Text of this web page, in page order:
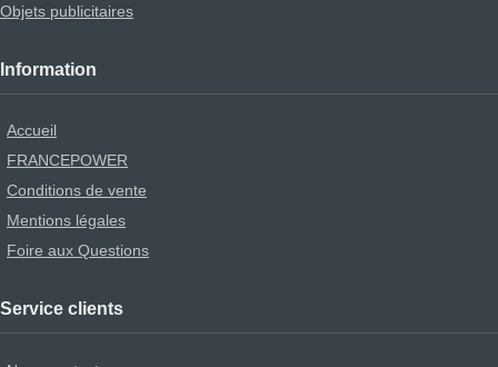
Objets publicitaires
Information
Accueil
FRANCEPOWER
Conditions de vente
Mentions légales
Foire aux Questions
Service clients